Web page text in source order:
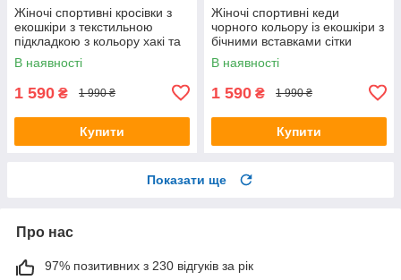
Жіночі спортивні кросівки з
екошкіри з текстильною
підкладкою з кольору хакі та
беж
В наявності
1 590 ₴ 1 990 ₴
Купити
Жіночі спортивні кеди
чорного кольору із екошкіри з
бічними вставками сітки
В наявності
1 590 ₴ 1 990 ₴
Купити
Показати ще
Про нас
97% позитивних з 230 відгуків за рік